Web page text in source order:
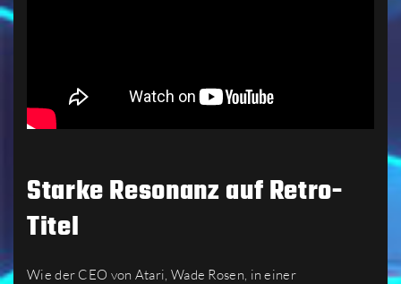
Starke Resonanz auf Retro-
Titel
Wie der CEO von Atari, Wade Rosen, in einer